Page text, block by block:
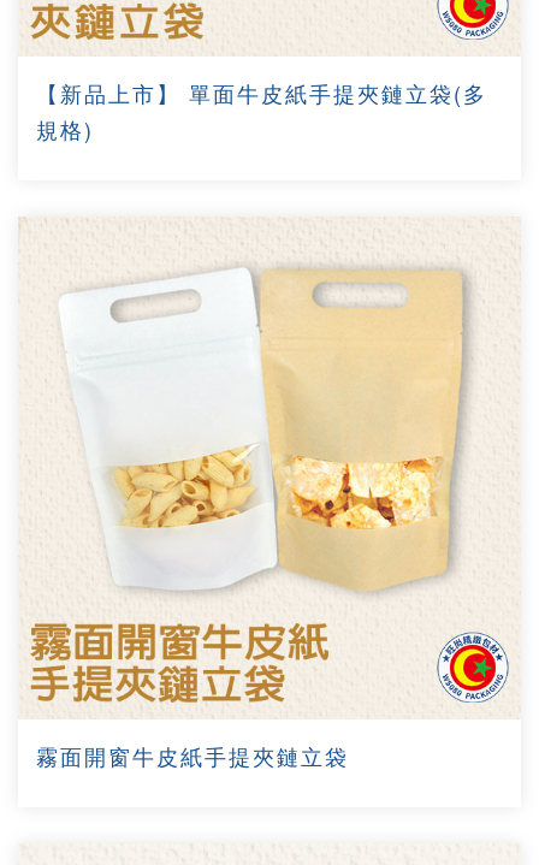
【新品上市】 單面牛皮紙手提夾鏈立袋(多
規格)
霧面開窗牛皮紙手提夾鏈立袋